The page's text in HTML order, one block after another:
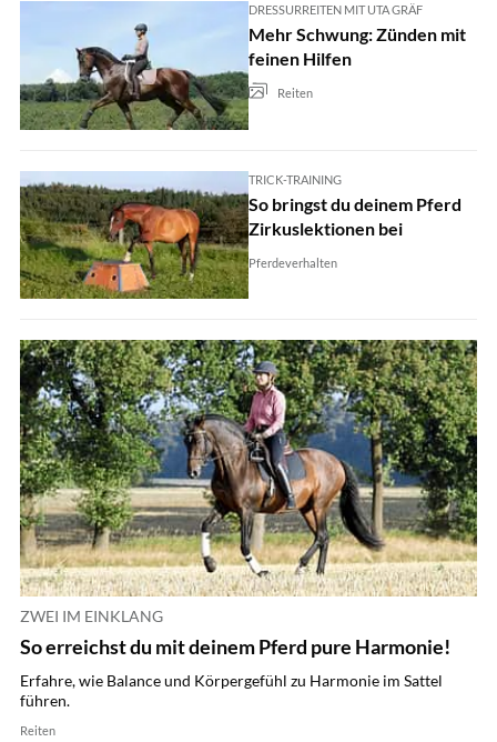
DRESSURREITEN MIT UTA GRÄF
Mehr Schwung: Zünden mit
feinen Hilfen
Reiten
TRICK-TRAINING
So bringst du deinem Pferd
Zirkuslektionen bei
Pferdeverhalten
ZWEI IM EINKLANG
So erreichst du mit deinem Pferd pure Harmonie!
Erfahre, wie Balance und Körpergefühl zu Harmonie im Sattel
führen.
Reiten